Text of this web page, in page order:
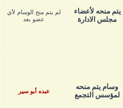
يتم منحه لأعضاء
مجلس الادارة
لم يتم منح الوسام لأي
عضو بعد
وسام يتم منحه
لمؤسس التجمع
عبده أبو سير